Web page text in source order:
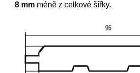
8 mm méně z celkové šířky.